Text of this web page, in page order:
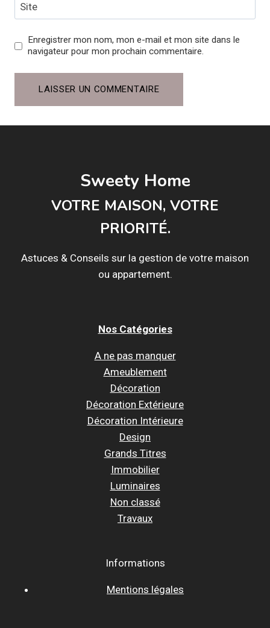
Site
Enregistrer mon nom, mon e-mail et mon site dans le
navigateur pour mon prochain commentaire.
Sweety Home
VOTRE MAISON, VOTRE
PRIORITÉ.
Astuces & Conseils sur la gestion de votre maison
ou appartement.
Nos Catégories
A ne pas manquer
Ameublement
Décoration
Décoration Extérieure
Décoration Intérieure
Design
Grands Titres
Immobilier
Luminaires
Non classé
Travaux
Informations
Mentions légales